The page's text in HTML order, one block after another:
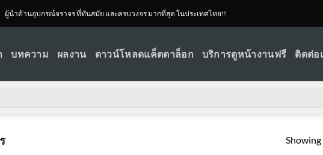
ผู้นำด้านอุปกรณ์จราจร ที่ทันสมัย และครบวงจร มากที่สุด ในประเทศไทย!!
บทความ ผลงาน ดาวน์โหลดแค็ตตาล็อก บริการดูหน้างานฟรี ติดต่อ